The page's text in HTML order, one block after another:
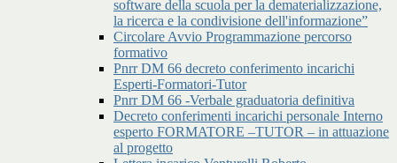
software della scuola per la dematerializzazione,
la ricerca e la condivisione dell'informazione”
Circolare Avvio Programmazione percorso
formativo
Pnrr DM 66 decreto conferimento incarichi
Esperti-Formatori-Tutor
Pnrr DM 66 -Verbale graduatoria definitiva
Decreto conferimenti incarichi personale Interno
esperto FORMATORE –TUTOR – in attuazione
al progetto